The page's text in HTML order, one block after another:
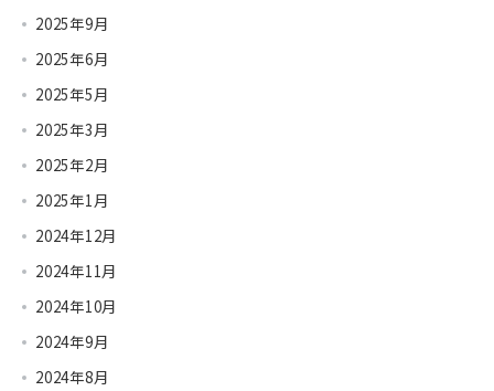
2025年9月
2025年6月
2025年5月
2025年3月
2025年2月
2025年1月
2024年12月
2024年11月
2024年10月
2024年9月
2024年8月